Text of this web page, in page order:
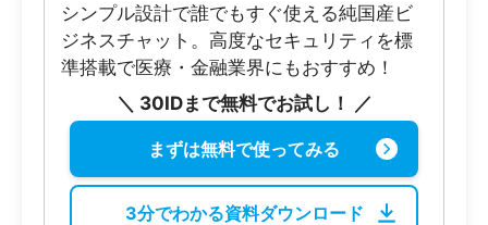
シンプル設計で誰でもすぐ使える純国産ビ
ジネスチャット。高度なセキュリティを標
準搭載で医療・金融業界にもおすすめ！
＼ 30IDまで無料でお試し！ ／
まずは無料で使ってみる
3分でわかる資料ダウンロード